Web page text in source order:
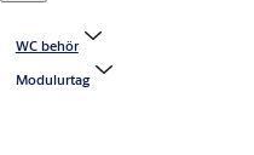
WC behör
Modulurtag